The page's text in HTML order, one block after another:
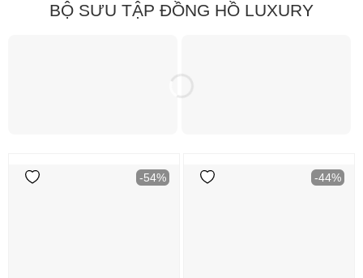
BỘ SƯU TẬP ĐỒNG HỒ LUXURY
-54% -44%